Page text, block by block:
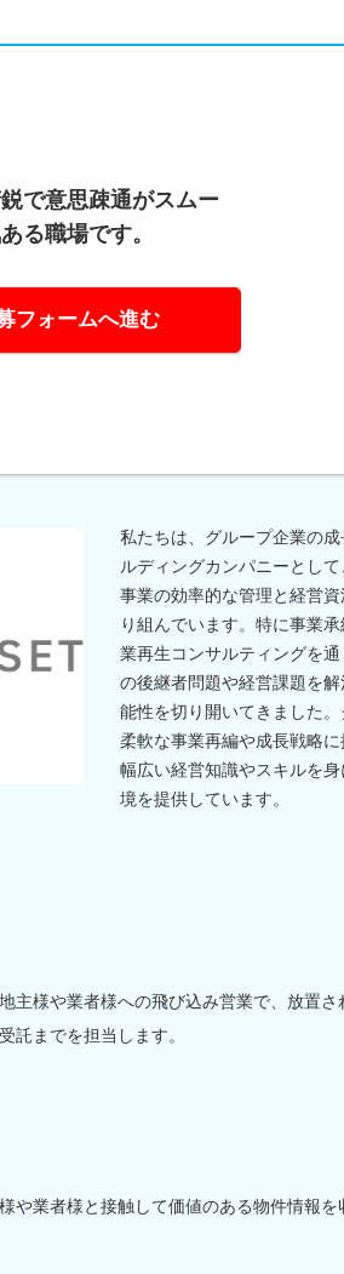
で意思疎通がスムー
る職場です。
フォームへ進む
私たちは、グループ企業の
ルディングカンパニーとし
事業の効率的な管理と経営
り組んでいます。特に事業
業再生コンサルティングを
の後継者問題や経営課題を
能性を切り開いてきました
柔軟な事業再編や成長戦略に
幅広い経営知識やスキルを
境を提供しています。
主様や業者様への飛び込み営業で、放置さ
託までを担当します。
や業者様と接触して価値のある物件情報を